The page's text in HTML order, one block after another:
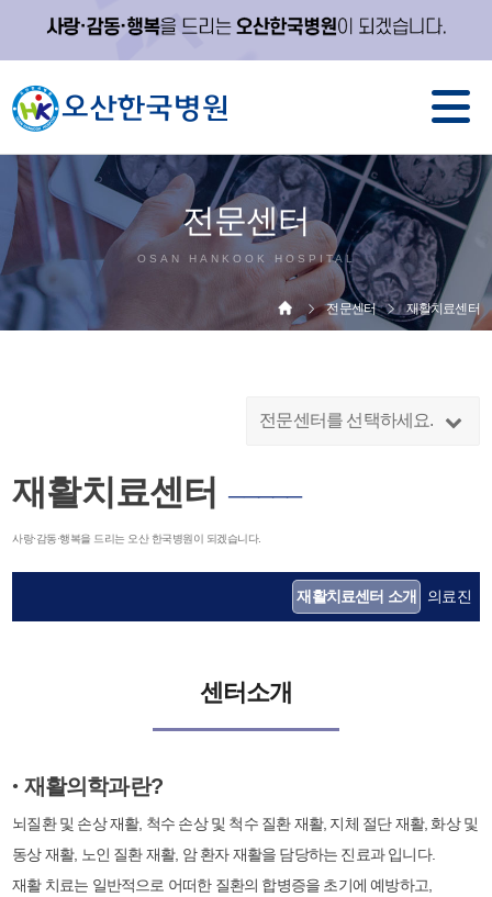
전문센터
OSAN HANKOOK HOSPITAL
전문센터 재활치료센터
전문센터를 선택하세요.
재활치료센터 ─────
사랑·감동·행복을 드리는 오산 한국병원이 되겠습니다.
재활치료센터 소개 의료진
센터소개
● 재활의학과란?
뇌질환 및 손상 재활, 척수 손상 및 척수 질환 재활, 지체 절단 재활, 화상 및
동상 재활, 노인 질환 재활, 암 환자 재활을 담당하는 진료과 입니다.
재활 치료는 일반적으로 어떠한 질환의 합병증을 초기에 예방하고,